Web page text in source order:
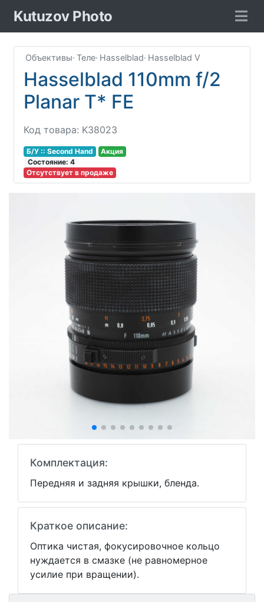
Kutuzov Photo
Объективы· Теле· Hasselblad· Hasselblad V
Hasselblad 110mm f/2
Planar T* FE
Код товара: K38023
Б/У :: Second Hand
Акция
Соcтояние: 4
Отсутствует в продаже
Комплектация:
Передняя и задняя крышки, бленда.
Краткое описание:
Оптика чистая, фокусировочное кольцо
нуждается в смазке (не равномерное
усилие при вращении).